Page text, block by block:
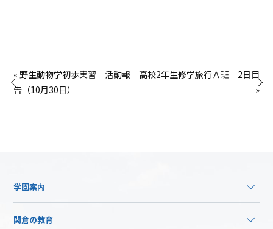
« 野生動物学初歩実習 活動報
告（10月30日）
高校2年生修学旅行Ａ班 2日目
»
学園案内
関倉の教育